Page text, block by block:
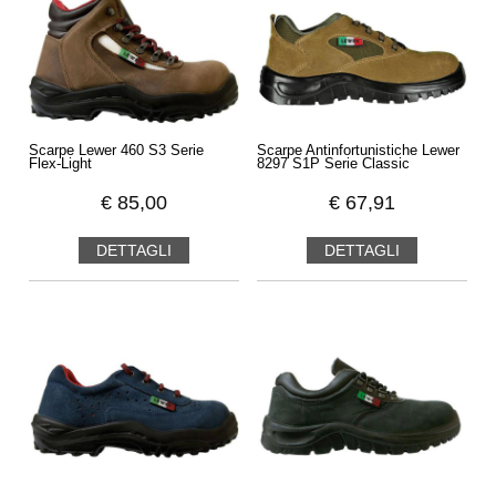
Scarpe Lewer 460 S3 Serie
Flex-Light
€ 85,00
DETTAGLI
Scarpe Antinfortunistiche Lewer
8297 S1P Serie Classic
€ 67,91
DETTAGLI